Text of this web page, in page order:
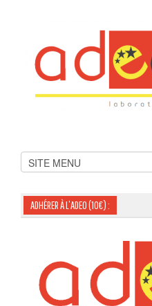
ADHÉRER À L’ADEO (10€) :